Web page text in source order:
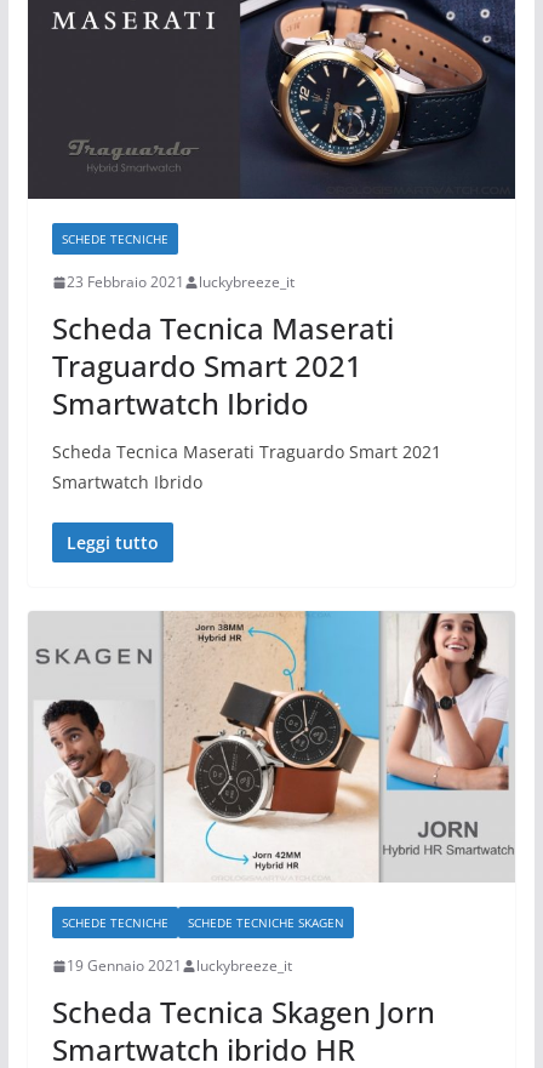
SCHEDE TECNICHE
23 Febbraio 2021 luckybreeze_it
Scheda Tecnica Maserati
Traguardo Smart 2021
Smartwatch Ibrido
Scheda Tecnica Maserati Traguardo Smart 2021
Smartwatch Ibrido
Leggi tutto
SCHEDE TECNICHE SCHEDE TECNICHE SKAGEN
19 Gennaio 2021 luckybreeze_it
Scheda Tecnica Skagen Jorn
Smartwatch ibrido HR